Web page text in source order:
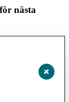
nästa